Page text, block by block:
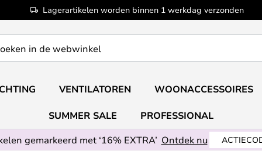
Lagerartikelen worden binnen 1 werkdag verzonden
VENTILATOREN WOONACCESSOIRES
SUMMER SALE
PROFESSIONAL
gemarkeerd met ‘16% EXTRA’ Ontdek nu